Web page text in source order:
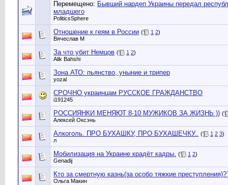
Перемещено: Бывший нардеп Украины передал
младшего
PoliticsSphere
Отношение к геям в России ( 1 2)
Вячеслав М
За что убит Немцов ( 1 2)
Alik Bahshi
Зона АТО: пьянство, уныние и трипер
yozal
СРОЧНО украинцам РУССКОЕ ГРАЖДАНСТВО
i191245
РОССИЯНКИ МЕНЯЮТ 8-10 МУЖИКОВ ЗА ЖИЗНЬ )) (
Алексей Оксэнь
Алкоголь. ПРО БУХАШКУ, ПРО БУХАШЕЧКУ.. ( 1 2 3)
л
Мобилизация на Украине крадёт кадры. ( 1 2)
Genadij
Кто за смертную казнь(за особо тяжкие
Ольга Макин